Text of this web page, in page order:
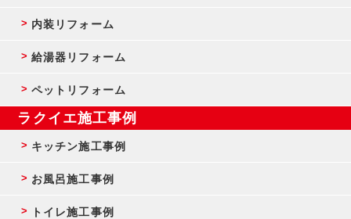
内装リフォーム
給湯器リフォーム
ペットリフォーム
ラクイエ施工事例
キッチン施工事例
お風呂施工事例
トイレ施工事例